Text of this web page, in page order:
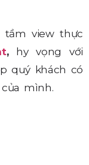
tầm view thực
,hy vọng với
quý khách có
mình.